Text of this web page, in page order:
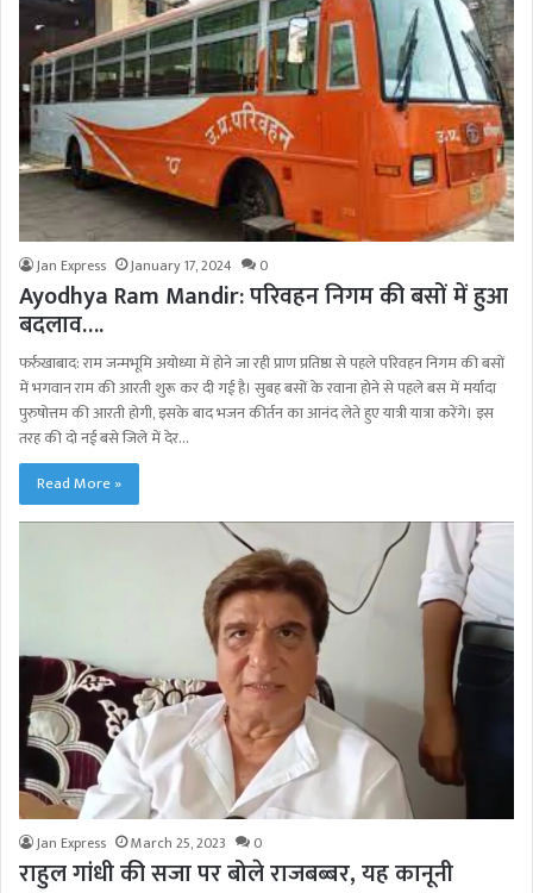
Jan Express January 17, 2024 0
Ayodhya Ram Mandir: परिवहन निगम की बसों में हुआ
बदलाव….
फर्रुखाबाद: राम जन्मभूमि अयोध्या में होने जा रही प्राण प्रतिष्ठा से पहले परिवहन निगम की बसों
में भगवान राम की आरती शुरू कर दी गई है। सुबह बसों के रवाना होने से पहले बस में मर्यादा
पुरुषोत्तम की आरती होगी, इसके बाद भजन कीर्तन का आनंद लेते हुए यात्री यात्रा करेंगे। इस
तरह की दो नई बसे जिले में देर…
Read More »
Jan Express March 25, 2023 0
राहुल गांधी की सजा पर बोले राजबब्बर, यह कानूनी